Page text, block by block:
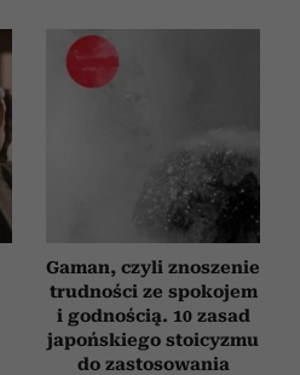
Gaman, czyli znoszenie
trudności ze spokojem
i godnością. 10 zasad
japońskiego stoicyzmu
do zastosowania